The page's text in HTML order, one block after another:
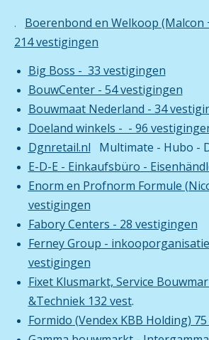
. Boerenbond en Welkoop (Malcon
214 vestigingen
Big Boss - 33 vestigingen
BouwCenter - 54 vestigingen
Bouwmaat Nederland - 34
Doeland winkels - - 96
Dgnretail.nl Multimate - Hubo -
E-D-E - Einkaufsbüro -
Enorm en Profnorm Formule
vestigingen
Fabory Centers - 28 vestigingen
Ferney Group -
vestigingen
Fixet Klusmarkt, Service
&Techniek 132 vest.
Formido (Vendex KBB Holding)